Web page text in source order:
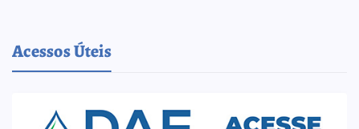
Acessos Úteis